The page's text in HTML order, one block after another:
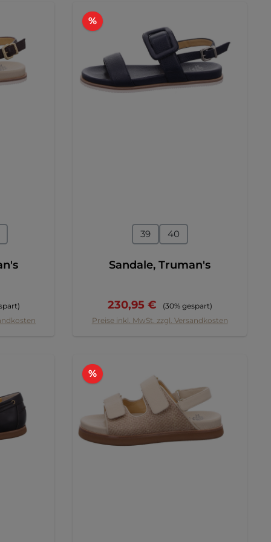
Preis:
%Rabatt
auswählen
39 40
Sandale, Truman's
Verkaufspreis:
230,95 € Regulärer Preis:
(30% gespart)
Preise inkl. MwSt. zzgl. Versandkosten
%Rabatt